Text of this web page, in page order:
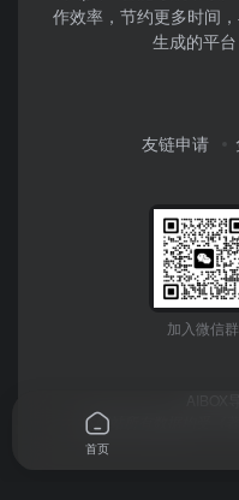
作效率，节约更多时间
生成的平
友链申请
加入微信群
本网站所有数据均受《著
首页